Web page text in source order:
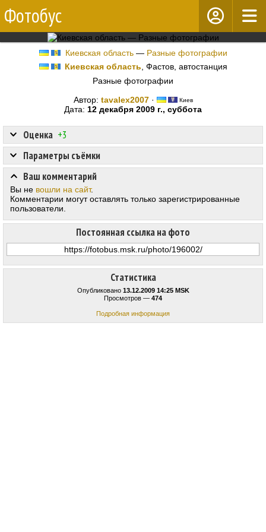
Фотобус
Киевская область— Разные фотографии
Киевская область , Фастов, автостанция
Разные фотографии
Автор: tavalex2007· Киев
Дата: 12 декабря 2009 г., суббота
Статистика
Опубликовано 13.12.2009 14:25 MSK
Просмотров — 474
Подробная информация
Оценка +3
Постоянная ссылка на фото
Параметры съёмки
Ваш комментарий
Вы не вошли на сайт.
Комментарии могут оставлять только зарегистрированные
пользователи.